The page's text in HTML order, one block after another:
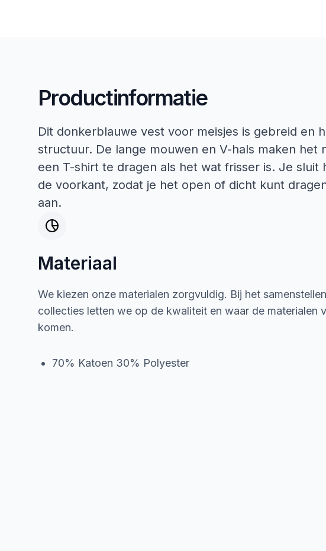
Productinformatie
Dit donkerblauwe vest voor meisjes is gebreid en
structuur. De lange mouwen en V-hals maken het
een T-shirt te dragen als het wat frisser is. Je sluit
de voorkant, zodat je het open of dicht kunt
aan.
Materiaal
We kiezen onze materialen zorgvuldig. Bij het
collecties letten we op de kwaliteit en waar de materialen
komen.
70% Katoen 30% Polyester